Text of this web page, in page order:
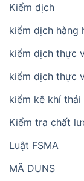
Kiểm dịch
kiểm dịch hàng
kiểm dịch thực
kiểm dịch thực
kiểm kê khí
Kiểm tra chất
Luật FSMA
MÃ DUNS